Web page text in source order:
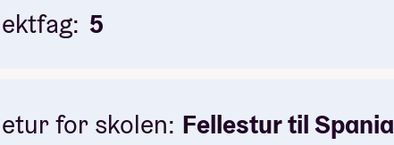
5
for skolen: Fellestur til Spania